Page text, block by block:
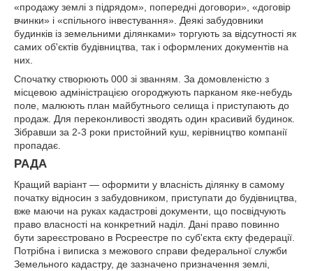
«продажу землі з підрядом», попередні договори», «договір
вчинки» і «спільного інвестування». Деякі забудовники
будинків із земельними ділянками» торгують за відсутності як
самих об'єктів будівництва, так і оформлених документів на
них.
Спочатку створюють 000 зі званням. За домовленістю з
місцевою адміністрацією огороджують парканом яке-небудь
поле, малюють план майбутнього селища і приступають до
продаж. Для переконливості зводять один красивий будинок.
Зібравши за 2-3 роки пристойний куш, керівництво компанії
пропадає.
РАДА
Кращий варіант — оформити у власність ділянку в самому
початку відносин з забудовником, приступати до будівництва,
вже маючи на руках кадастрові документи, що посвідчують
право власності на конкретний наділ. Дані право повинно
бути зареєстровано в Росреестре по суб'єкта єкту федерації.
Потрібна і виписка з межового справи федеральної служби
Земельного кадастру, де зазначено призначення землі,